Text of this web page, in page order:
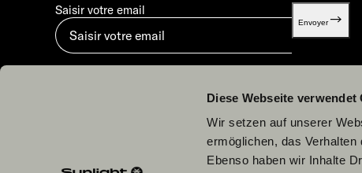
Diese Webseite verwendet
Wir setzen auf unserer
ermöglichen, das
Ebenso haben wir Inhalte
Saisir votre email
Envoyer
En soumettant, vous acceptez notre